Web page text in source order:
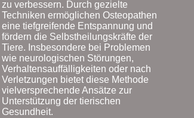
zu verbessern. Durch gezielte
Techniken ermöglichen Osteopathen
eine tiefgreifende Entspannung und
fördern die Selbstheilungskräfte der
Tiere. Insbesondere bei Problemen
wie neurologischen Störungen,
Verhaltensauffälligkeiten oder nach
Verletzungen bietet diese Methode
vielversprechende Ansätze zur
Unterstützung der tierischen
Gesundheit.